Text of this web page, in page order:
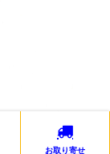
お取り寄せ